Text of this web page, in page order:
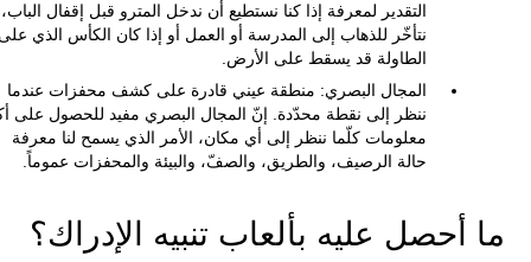
التقدير لمعرفة إذا كنا نستطيع أن ندخل المترو قبل إقفال
نتأخّر للذهاب إلى المدرسة أو العمل أو إذا كان الكأس الذي
الطاولة قد يسقط على الأرض.
المجال البصري: منطقة عيني قادرة على كشف محفزات عندما
ننظر إلى نقطة محدّدة. إنّ المجال البصري مفيد للحصول على
معلومات كلّما ننظر إلى أي مكان، الأمر الذي يسمح لنا معرفة
حالة الرصيف، والطريق، والصفّ، والبيئة والمحفزات عموماً.
ما أحصل عليه بألعاب تنبيه الإدراك؟